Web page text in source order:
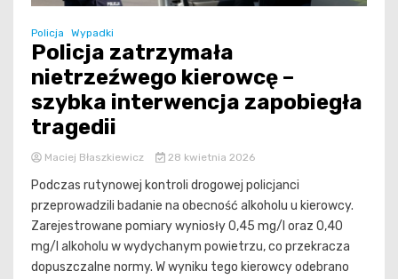
Policja Wypadki
Policja zatrzymała
nietrzeźwego kierowcę –
szybka interwencja zapobiegła
tragedii
Maciej Błaszkiewicz 28 kwietnia 2026
Podczas rutynowej kontroli drogowej policjanci
przeprowadzili badanie na obecność alkoholu u kierowcy.
Zarejestrowane pomiary wyniosły 0,45 mg/l oraz 0,40
mg/l alkoholu w wydychanym powietrzu, co przekracza
dopuszczalne normy. W wyniku tego kierowcy odebrano